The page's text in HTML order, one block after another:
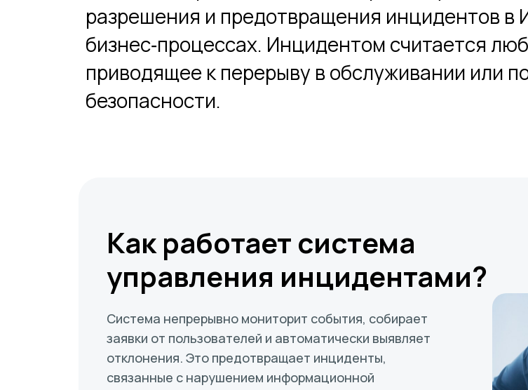
разрешения и предотвращения инцидентов в
бизнес‑процессах. Инцидентом считается
приводящее к перерыву в обслуживании или
безопасности.
Как работает система
управления инцидентами?
Система непрерывно мониторит события, собирает
заявки от пользователей и автоматически выявляет
отклонения. Это предотвращает инциденты,
связанные с нарушением информационной